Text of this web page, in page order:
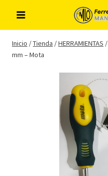
contenido
Inicio /Tienda /HERRAMIENTAS /
mm – Mota